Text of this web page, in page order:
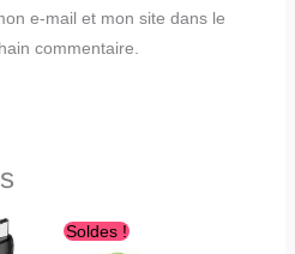
e-mail et mon site dans le
commentaire.
Soldes !